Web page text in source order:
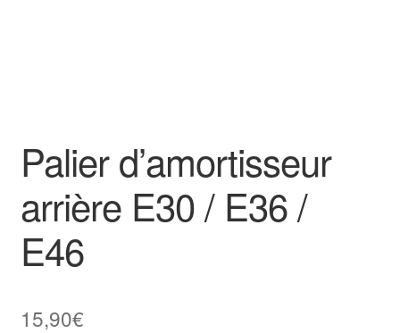
Palier d’amortisseur
arrière E30 / E36 /
E46
15,90€